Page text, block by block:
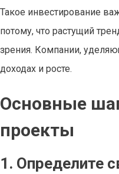
Такое инвестирование
потому, что растущий
зрения. Компании,
доходах и росте.
Основные
проекты
1. Определите